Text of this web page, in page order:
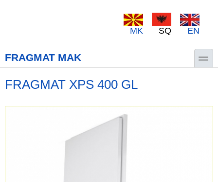
MK SQ EN
FRAGMAT MAK toggle
FRAGMAT XPS 400 GL